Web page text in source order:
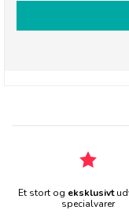
Et stort og eksklusivt
specialvarer